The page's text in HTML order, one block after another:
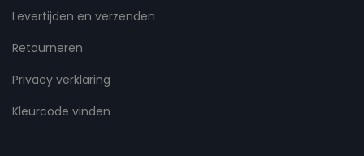
Levertijden en verzenden
Retourneren
Privacy verklaring
Kleurcode vinden